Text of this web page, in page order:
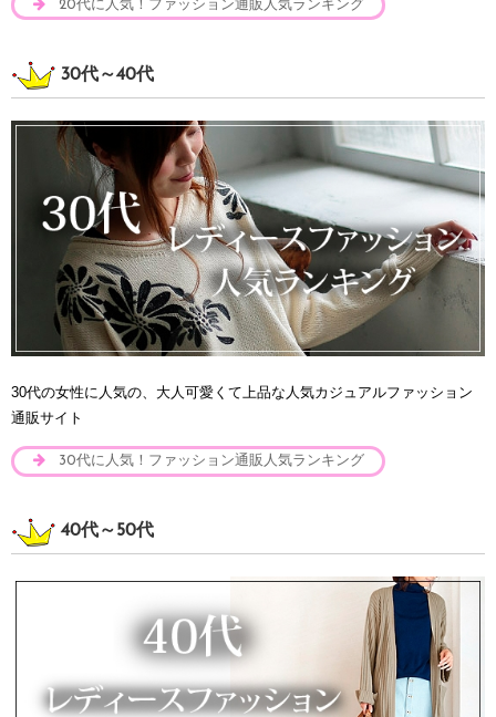
20代に人気！ファッション通販人気ランキング
30代～40代
30代の女性に人気の、大人可愛くて上品な人気カジュアルファッション
通販サイト
30代に人気！ファッション通販人気ランキング
40代～50代